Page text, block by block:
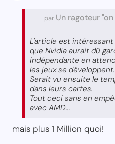
par Un ragoteur
L'article est
que Nvidia aurait dû
indépendante en
les jeux se
Serait vu ensuite le
dans leurs cartes.
Tout ceci sans en
avec AMD...
mais plus 1 Million quoi!